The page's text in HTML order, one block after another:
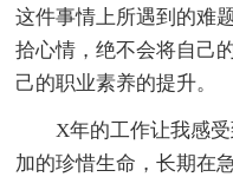
这件事情上所遇到的难
拾心情，绝不会将自己
己的职业素养的提升。
X年的工作让我感
加的珍惜生命，长期在